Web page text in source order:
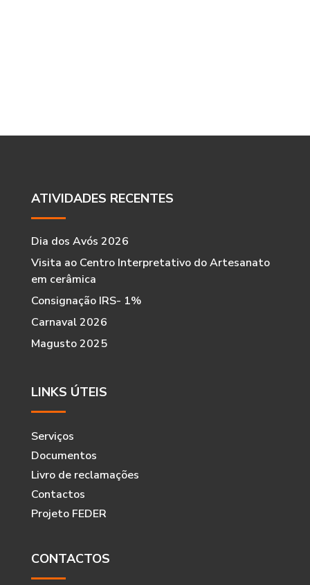
ATIVIDADES RECENTES
Dia dos Avós 2026
Visita ao Centro Interpretativo do Artesanato
em cerâmica
Consignação IRS- 1%
Carnaval 2026
Magusto 2025
LINKS ÚTEIS
Serviços
Documentos
Livro de reclamações
Contactos
Projeto FEDER
CONTACTOS